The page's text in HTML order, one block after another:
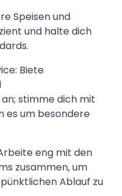
Speisen und
und halte dich
Biete
stimme dich mit
es um besondere
eng mit den
zusammen, um
Ablauf zu